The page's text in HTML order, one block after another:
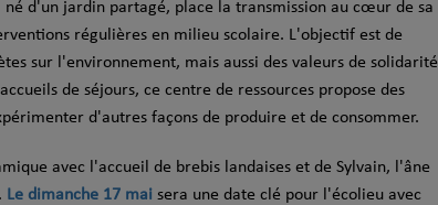
né d'un jardin partagé, place la transmission au cœur de sa
régulières en milieu scolaire. L'objectif est de
sur l'environnement, mais aussi des valeurs de solidarité
de séjours, ce centre de ressources propose des
d'autres façons de produire et de consommer.
avec l'accueil de brebis landaises et de Sylvain, l'âne
Le dimanche 17 mai sera une date clé pour l'écolieu avec